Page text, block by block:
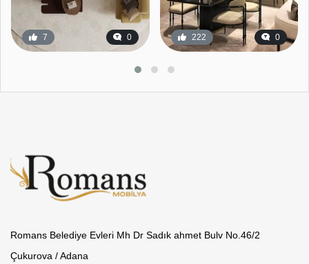
7 0 222 0
Romans Belediye Evleri Mh Dr Sadık ahmet Bulv No.46/2
Çukurova / Adana